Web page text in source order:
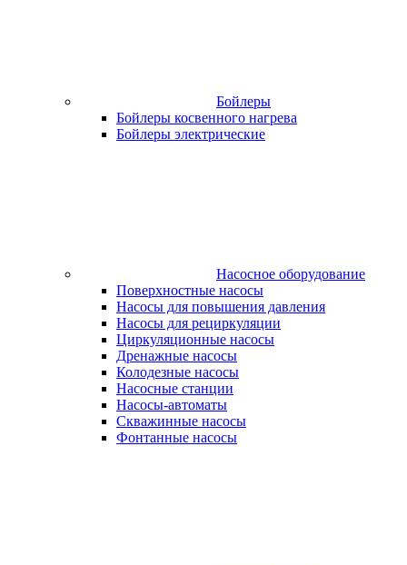
Бойлеры
Бойлеры косвенного нагрева
Бойлеры электрические
Насосное оборудование
Поверхностные насосы
Насосы для повышения давления
Насосы для рециркуляции
Циркуляционные насосы
Дренажные насосы
Колодезные насосы
Насосные станции
Насосы-автоматы
Скважинные насосы
Фонтанные насосы